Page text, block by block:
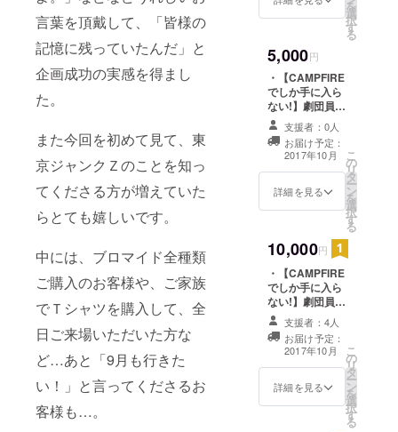
言葉を頂戴して、「皆様の
記憶に残っていたんだ」と
企画成功の実感を得まし
た。
また今回を初めて見て、東
京ジャンクＺのことを知っ
てくださる方が増えていた
らとても嬉しいです。
中には、ブロマイド全種類
ご購入のお客様や、ご家族
でＴシャツを購入して、全
日ご来場いただいた方な
ど…あと「9月も行きた
い！」と言ってくださるお
客様も…。
を
選
択
す
る
5,000円
・【CAMPFIRE
でしか手に入ら
ない!】劇団員５
名それぞれのサ
イン入り・非売
品ブロマイド ・
ホームページに
スペシャルサン
クスとしてお名
支援者：0人
お届け予定：
2017年10月
詳細を見る
こ
の
リ
タ
ー
ン
を
選
択
す
る
10,000円
・【CAMPFIRE
でしか手に入ら
ない!】劇団員５
名それぞれのサ
イン入り・非売
品ブロマイド ・
ホームページに
スペシャルサン
クスとしてお名
支援者：4人
お届け予定：
2017年10月
詳細を見る
こ
の
リ
タ
ー
ン
を
選
択
す
る